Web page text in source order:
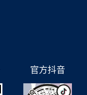
官方抖音